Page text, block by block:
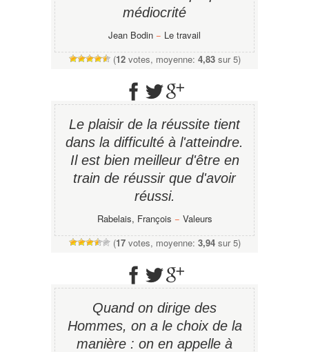
médiocrité
Jean Bodin − Le travail
(12votes, moyenne: 4,83sur 5)
Le plaisir de la réussite tient
dans la difficulté à l'atteindre.
Il est bien meilleur d'être en
train de réussir que d'avoir
réussi.
Rabelais, François − Valeurs
(17votes, moyenne: 3,94sur 5)
Quand on dirige des
Hommes, on a le choix de la
manière : on en appelle à